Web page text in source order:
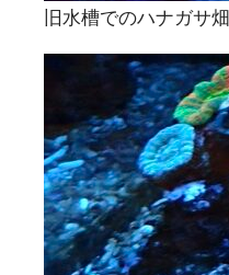
旧水槽でのハナガサ畑